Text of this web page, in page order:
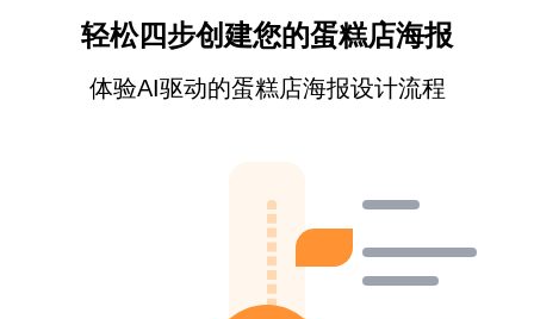
轻松四步创建您的蛋糕店海报
体验AI驱动的蛋糕店海报设计流程